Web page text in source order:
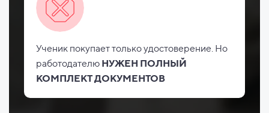
Ученик покупает только удостоверение. Но
работодателю НУЖЕН ПОЛНЫЙ
КОМПЛЕКТ ДОКУМЕНТОВ